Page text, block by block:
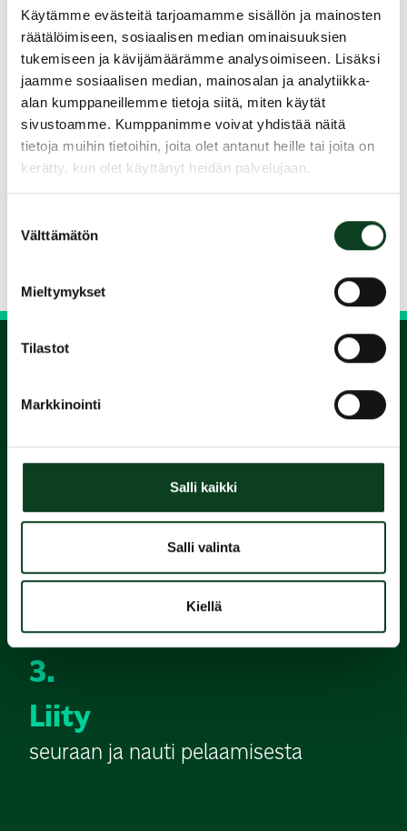
Käytämme evästeitä tarjoamamme sisällön ja mainosten
räätälöimiseen, sosiaalisen median ominaisuuksien
tukemiseen ja kävijämäärämme analysoimiseen. Lisäksi
jaamme sosiaalisen median, mainosalan ja analytiikka-
alan kumppaneillemme tietoja siitä, miten käytät
sivustoamme. Kumppanimme voivat yhdistää näitä
tietoja muihin tietoihin, joita olet antanut heille tai joita on
kerätty, kun olet käyttänyt heidän palvelujaan.
valinta
Välttämätön
Mieltymykset
Tilastot
Markkinointi
Salli kaikki
Salli valinta
Kiellä
vapaan pelaamisen Pickalan Garden par 3
kentälle koko kaudelle.
Tervetuloa mukaan!
Lisätietoa: harri@mrgolfschool.fi
040 538 9493
1.
Varaa
2.
Suorita
3.
Liity
seuraan ja nauti pelaamisesta